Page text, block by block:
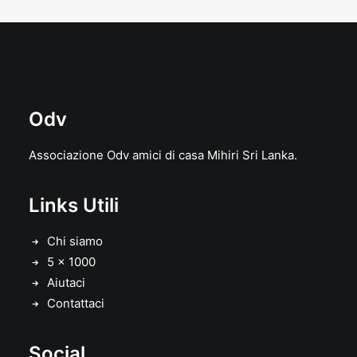
Odv
Associazione Odv amici di casa Mihiri Sri Lanka.
Links Utili
Chi siamo
5 x 1000
Aiutaci
Contattaci